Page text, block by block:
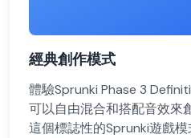
經典創作模式
體驗Sprunki Phase 3
可以自由混合和搭配音效來
這個標誌性的Sprunki遊戲